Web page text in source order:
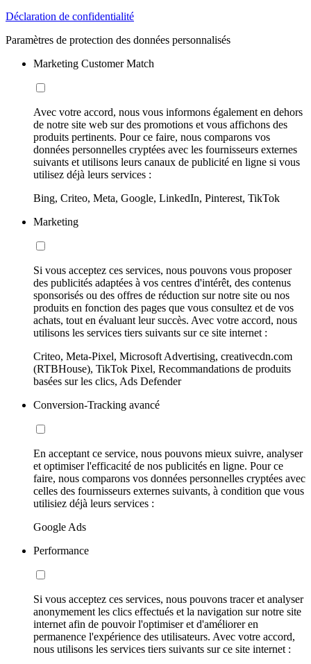
Déclaration de confidentialité
Paramètres de protection des données personnalisés
Marketing Customer Match
Avec votre accord, nous vous informons également en dehors
de notre site web sur des promotions et vous affichons des
produits pertinents. Pour ce faire, nous comparons vos
données personnelles cryptées avec les fournisseurs externes
suivants et utilisons leurs canaux de publicité en ligne si vous
utilisez déjà leurs services :
Bing, Criteo, Meta, Google, LinkedIn, Pinterest, TikTok
Marketing
Si vous acceptez ces services, nous pouvons vous proposer
des publicités adaptées à vos centres d'intérêt, des contenus
sponsorisés ou des offres de réduction sur notre site ou nos
produits en fonction des pages que vous consultez et de vos
achats, tout en évaluant leur succès. Avec votre accord, nous
utilisons les services tiers suivants sur ce site internet :
Criteo, Meta-Pixel, Microsoft Advertising, creativecdn.com
(RTBHouse), TikTok Pixel, Recommandations de produits
basées sur les clics, Ads Defender
Conversion-Tracking avancé
En acceptant ce service, nous pouvons mieux suivre, analyser
et optimiser l'efficacité de nos publicités en ligne. Pour ce
faire, nous comparons vos données personnelles cryptées avec
celles des fournisseurs externes suivants, à condition que vous
utilisiez déjà leurs services :
Google Ads
Performance
Si vous acceptez ces services, nous pouvons tracer et analyser
anonymement les clics effectués et la navigation sur notre site
internet afin de pouvoir l'optimiser et d'améliorer en
permanence l'expérience des utilisateurs. Avec votre accord,
nous utilisons les services tiers suivants sur ce site internet :